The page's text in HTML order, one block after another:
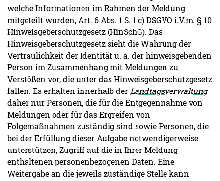
welche Informationen im Rahmen der Meldung
mitgeteilt wurden, Art. 6 Abs. 1 S. 1 c) DSGVO i.V.m. § 10
Hinweisgeberschutzgesetz (HinSchG). Das
Hinweisgeberschutzgesetz sieht die Wahrung der
Vertraulichkeit der Identität u. a. der hinweisgebenden
Person im Zusammenhang mit Meldungen zu
Verstößen vor, die unter das Hinweisgeberschutzgesetz
fallen. Es erhalten innerhalb der Landtagsverwaltung
daher nur Personen, die für die Entgegennahme von
Meldungen oder für das Ergreifen von
Folgemaßnahmen zuständig sind sowie Personen, die
bei der Erfüllung dieser Aufgabe notwendigerweise
unterstützen, Zugriff auf die in Ihrer Meldung
enthaltenen personenbezogenen Daten. Eine
Weitergabe an die jeweils zuständige Stelle kann